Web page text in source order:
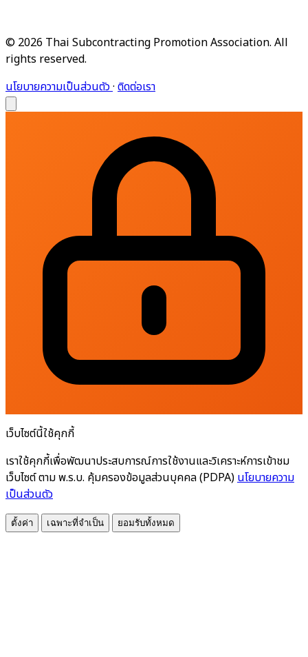
© 2026 Thai Subcontracting Promotion Association. All
rights reserved.
นโยบายความเป็นส่วนตัว· ติดต่อเรา
เว็บไซต์นี้ใช้คุกกี้
เราใช้คุกกี้เพื่อพัฒนาประสบการณ์การใช้งานและวิเคราะห์การเข้าชม
เว็บไซต์ ตาม พ.ร.บ. คุ้มครองข้อมูลส่วนบุคคล (PDPA)นโยบายความ
เป็นส่วนตัว
ตั้งค่า เฉพาะที่จำเป็น ยอมรับทั้งหมด